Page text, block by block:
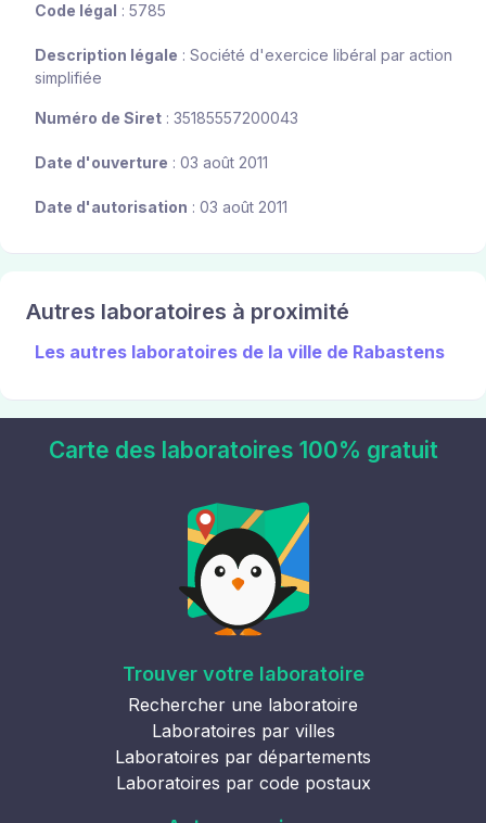
Code légal : 5785
Description légale : Société d'exercice libéral par action
simplifiée
Numéro de Siret : 35185557200043
Date d'ouverture : 03 août 2011
Date d'autorisation : 03 août 2011
Autres laboratoires à proximité
Les autres laboratoires de la ville de Rabastens
Carte des laboratoires 100% gratuit
Trouver votre laboratoire
Rechercher une laboratoire
Laboratoires par villes
Laboratoires par départements
Laboratoires par code postaux